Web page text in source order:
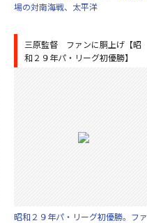
場の対南海戦、太平洋
三原監督 ファンに胴上げ【昭
和２９年パ・リーグ初優勝】
昭和２９年パ・リーグ初優勝。ファ